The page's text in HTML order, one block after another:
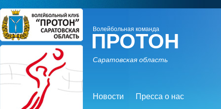
Волейбольная команда
ПРОТОН
Саратовская область
Новости Пресса о нас